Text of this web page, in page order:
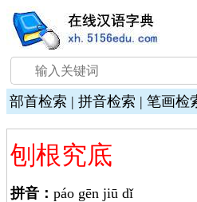
部首检索 | 拼音检索 | 笔画检
刨根究底
拼音： páo gēn jiū dǐ